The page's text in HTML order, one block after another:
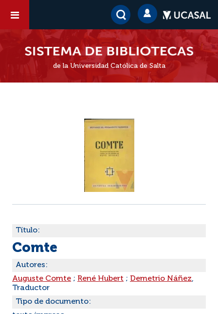
de la Universidad Católica de Salta
Título:
Comte
Autores:
Auguste Comte ; René Hubert ; Demetrio Náñez,
Traductor
Tipo de documento: